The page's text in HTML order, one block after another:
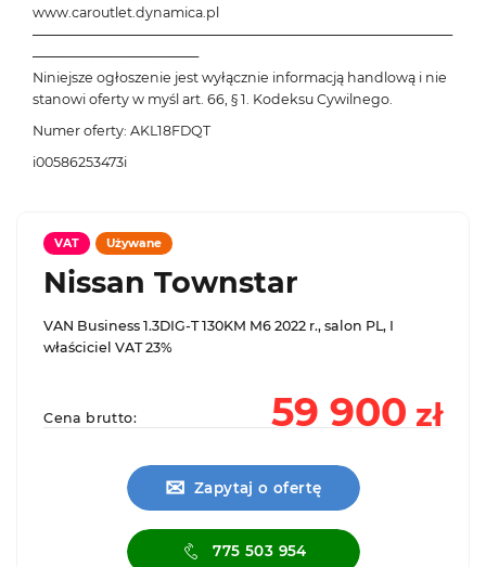
www.caroutlet.dynamica.pl
───────────────────────────────────────────
─────────────────
Niniejsze ogłoszenie jest wyłącznie informacją handlową i nie
stanowi oferty w myśl art. 66, § 1. Kodeksu Cywilnego.
Numer oferty: AKL18FDQT
i00586253473i
VAT Używane
Nissan Townstar
VAN Business 1.3DIG-T 130KM M6 2022 r., salon PL, I
właściciel VAT 23%
Cena brutto: 59 900 zł
✉ Zapytaj o ofertę
775 503 954